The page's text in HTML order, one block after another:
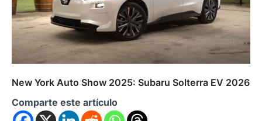
New York Auto Show 2025: Subaru Solterra EV 2026
Comparte este artículo